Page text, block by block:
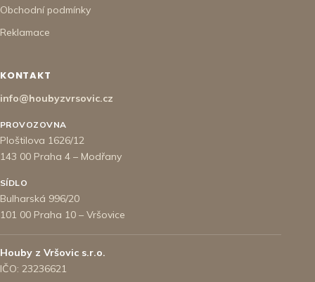
Obchodní podmínky
Reklamace
KONTAKT
info@houbyzvrsovic.cz
PROVOZOVNA
Ploštilova 1626/12
143 00 Praha 4 – Modřany
SÍDLO
Bulharská 996/20
101 00 Praha 10 – Vršovice
Houby z Vršovic s.r.o.
IČO: 23236621